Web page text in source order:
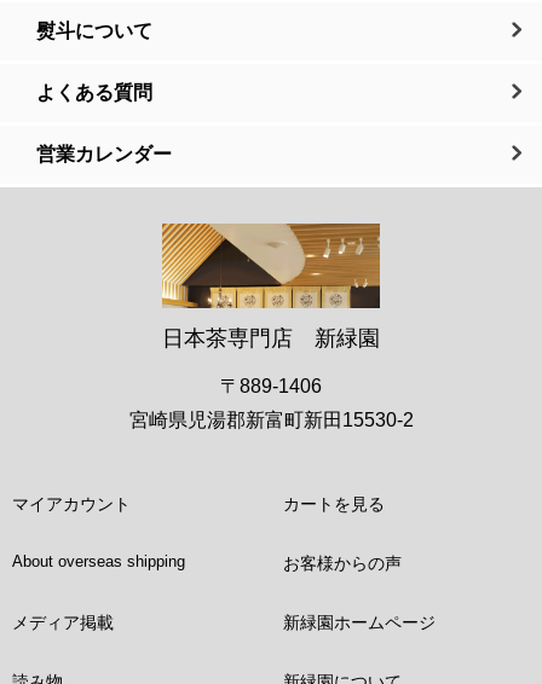
熨斗について
よくある質問
営業カレンダー
日本茶専門店 新緑園
〒889-1406
宮崎県児湯郡新富町新田15530-2
マイアカウント カートを見る
About overseas shipping お客様からの声
メディア掲載 新緑園ホームページ